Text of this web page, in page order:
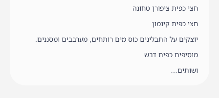
חצי כפית ציפורן טחונה
חצי כפית קינמון
יוצקים על התבלינים כוס מים רותחים, מערבבים ומסננים.
מוסיפים כפית דבש
ושותים…